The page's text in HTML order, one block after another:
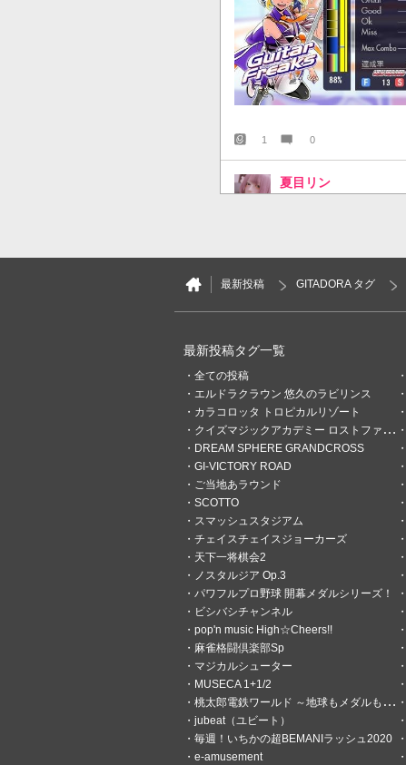
1 0
夏目リン
夏目リン
これもちょっと調子よかった
0
最新投稿 GITADORA タグ
最新投稿タグ一覧
全ての投稿
エルドラクラウン 悠久のラビリンス
カラコロッタ トロピカルリゾート
クイズマジックアカデミー ロストファンタリウム
DREAM SPHERE GRANDCROSS
GI-VICTORY ROAD
ご当地あラウンド
SCOTTO
スマッシュスタジアム
チェイスチェイスジョーカーズ
天下一将棋会2
ノスタルジア Op.3
パワフルプロ野球 開幕メダルシリーズ！
ビシバシチャンネル
pop'n music High☆Cheers!!
麻雀格闘倶楽部Sp
マジカルシューター
MUSECA 1+1/2
桃太郎電鉄ワールド ～地球もメダルもまわってる！～
jubeat（ユビート）
毎週！いちかの超BEMANIラッシュ2020
e-amusement